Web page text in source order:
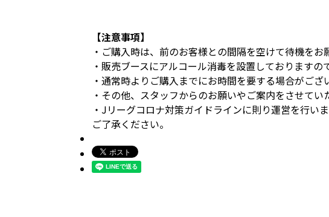
【注意事項】
・ご購入時は、前のお客様との間隔を空けて待機をお
・販売ブースにアルコール消毒を設置しておりますの
・通常時よりご購入までにお時間を要する場合がござ
・その他、スタッフからのお願いやご案内をさせて
・Jリーグコロナ対策ガイドラインに則り運営を行い
ご了承ください。